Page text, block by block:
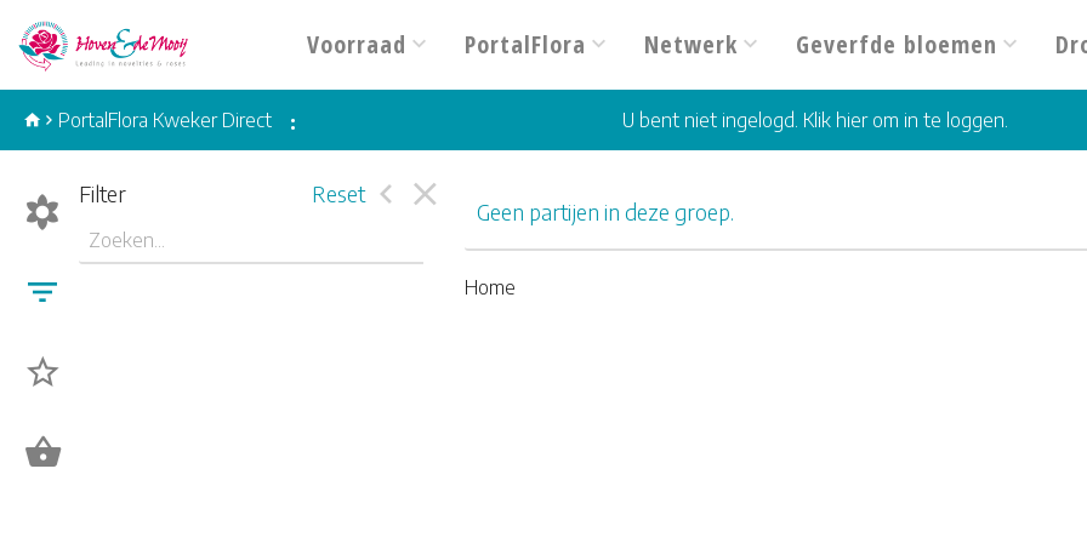
Voorraad PortalFlora Netwerk Geverfde bloemen
PortalFlora Kweker Direct : U bent niet ingelogd. Klik hier om in te loggen.
Filter Reset
Geen partijen in deze groep.
Home